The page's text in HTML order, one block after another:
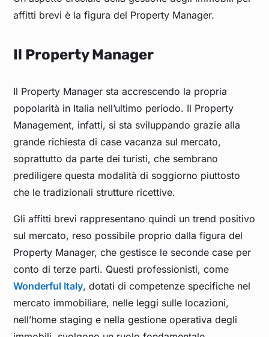
affitti brevi è la figura del Property Manager.
Il Property Manager
Il Property Manager sta accrescendo la propria
popolarità in Italia nell’ultimo periodo. Il Property
Management, infatti, si sta sviluppando grazie alla
grande richiesta di case vacanza sul mercato,
soprattutto da parte dei turisti, che sembrano
prediligere questa modalità di soggiorno piuttosto
che le tradizionali strutture ricettive.
Gli affitti brevi rappresentano quindi un trend positivo
sul mercato, reso possibile proprio dalla figura del
Property Manager, che gestisce le seconde case per
conto di terze parti. Questi professionisti, come
Wonderful Italy, dotati di competenze specifiche nel
mercato immobiliare, nelle leggi sulle locazioni,
nell’home staging e nella gestione operativa degli